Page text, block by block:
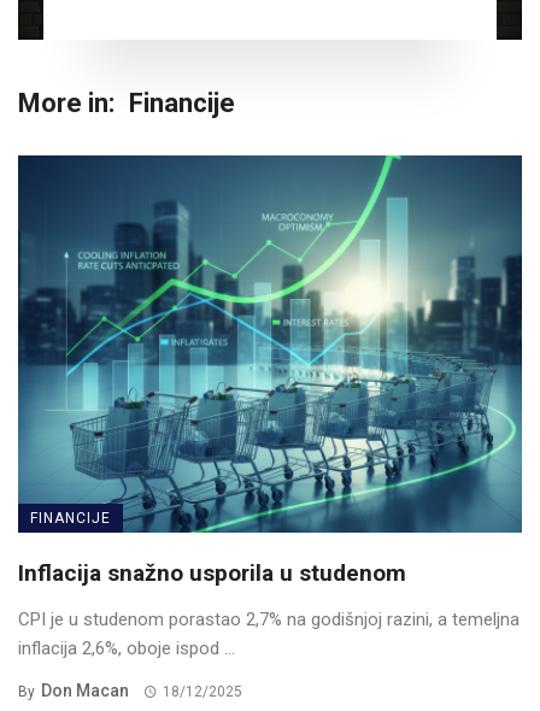
More in: Financije
FINANCIJE
Inflacija snažno usporila u studenom
CPI je u studenom porastao 2,7% na godišnjoj razini, a temeljna
inflacija 2,6%, oboje ispod ...
By Don Macan 18/12/2025